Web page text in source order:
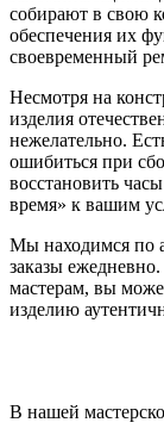
собирают в свою
обеспечения их
своевременный
Несмотря на
изделия
нежелательно.
ошибиться при
восстановить
время» к вашим
Мы находимся по
заказы
мастерам, вы
изделию
В нашей